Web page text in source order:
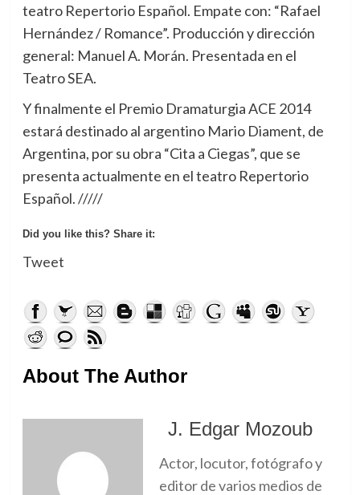
teatro Repertorio Español. Empate con: “Rafael
Hernández / Romance”. Producción y dirección
general: Manuel A. Morán. Presentada en el
Teatro SEA.
Y finalmente el Premio Dramaturgia ACE 2014
estará destinado al argentino Mario Diament, de
Argentina, por su obra “Cita a Ciegas”, que se
presenta actualmente en el teatro Repertorio
Español. /////
Did you like this? Share it:
Tweet
About The Author
J. Edgar Mozoub
Actor, locutor, fotógrafo y
editor de varios medios de